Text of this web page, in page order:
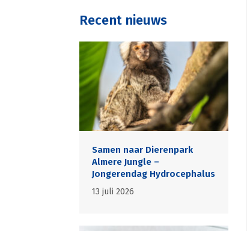
Recent nieuws
Samen naar Dierenpark
Almere Jungle –
Jongerendag Hydrocephalus
13 juli 2026